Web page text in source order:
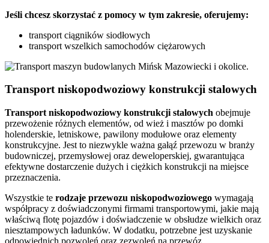
Jeśli chcesz skorzystać z pomocy w tym zakresie, oferujemy:
transport ciągników siodłowych
transport wszelkich samochodów ciężarowych
Transport niskopodwoziowy konstrukcji stalowych
Transport niskopodwoziowy konstrukcji stalowych obejmuje
przewożenie różnych elementów, od wież i masztów po domki
holenderskie, letniskowe, pawilony modułowe oraz elementy
konstrukcyjne. Jest to niezwykle ważna gałąź przewozu w branży
budowniczej, przemysłowej oraz deweloperskiej, gwarantująca
efektywne dostarczenie dużych i ciężkich konstrukcji na miejsce
przeznaczenia.
Wszystkie te rodzaje przewozu niskopodwoziowego wymagają
współpracy z doświadczonymi firmami transportowymi, jakie mają
właściwą flotę pojazdów i doświadczenie w obsłudze wielkich oraz
niesztampowych ładunków. W dodatku, potrzebne jest uzyskanie
odpowiednich pozwoleń oraz zezwoleń na przewóz